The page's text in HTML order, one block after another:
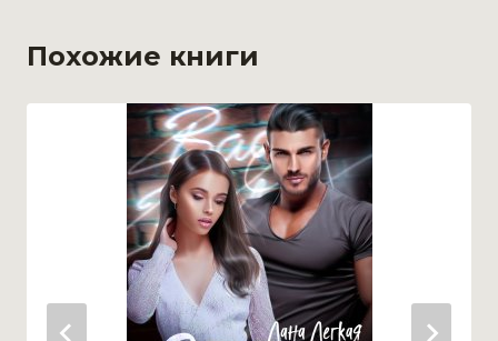
Похожие книги